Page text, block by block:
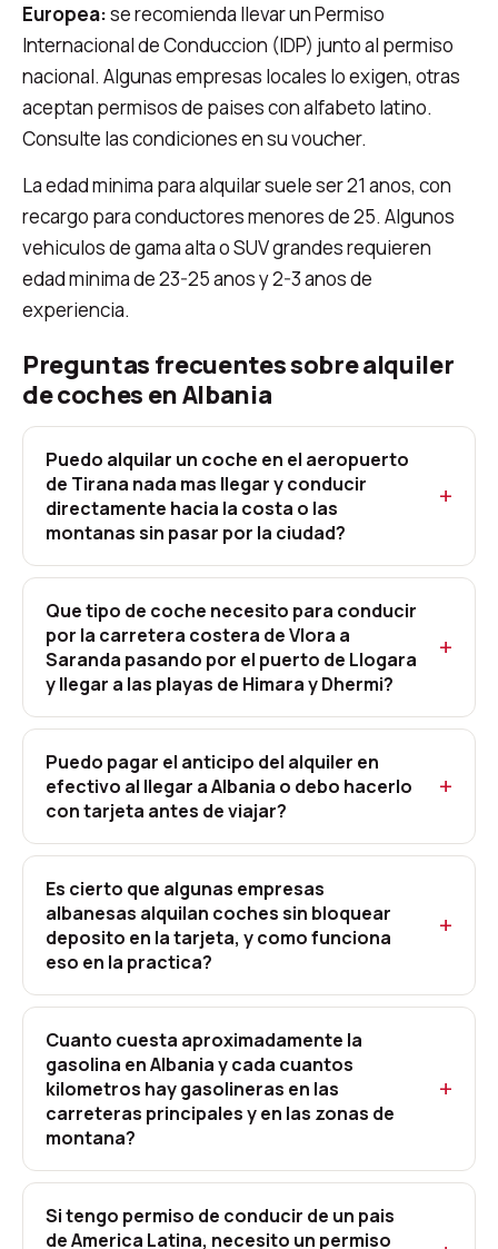
Europea:se recomienda llevar un Permiso
Internacional de Conduccion (IDP) junto al permiso
nacional. Algunas empresas locales lo exigen, otras
aceptan permisos de paises con alfabeto latino.
Consulte las condiciones en su voucher.
La edad minima para alquilar suele ser 21 anos, con
recargo para conductores menores de 25. Algunos
vehiculos de gama alta o SUV grandes requieren
edad minima de 23-25 anos y 2-3 anos de
experiencia.
Preguntas frecuentes sobre alquiler
de coches en Albania
Puedo alquilar un coche en el aeropuerto
de Tirana nada mas llegar y conducir
directamente hacia la costa o las
montanas sin pasar por la ciudad?
Que tipo de coche necesito para conducir
por la carretera costera de Vlora a
Saranda pasando por el puerto de Llogara
y llegar a las playas de Himara y Dhermi?
Puedo pagar el anticipo del alquiler en
efectivo al llegar a Albania o debo hacerlo
con tarjeta antes de viajar?
Es cierto que algunas empresas
albanesas alquilan coches sin bloquear
deposito en la tarjeta, y como funciona
eso en la practica?
Cuanto cuesta aproximadamente la
gasolina en Albania y cada cuantos
kilometros hay gasolineras en las
carreteras principales y en las zonas de
montana?
Si tengo permiso de conducir de un pais
de America Latina, necesito un permiso